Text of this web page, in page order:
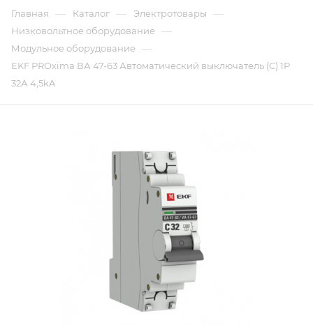
Главная — Каталог — Электротовары —
Низковольтное оборудование —
Модульное оборудование —
EKF PROxima ВА 47-63 Автоматический выключатель (С) 1P
32А 4,5kA